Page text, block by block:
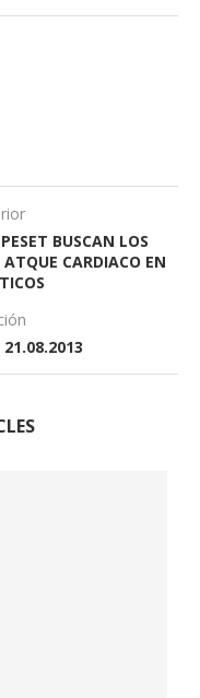
BUSCAN LOS
CARDIACO EN
21.08.2013